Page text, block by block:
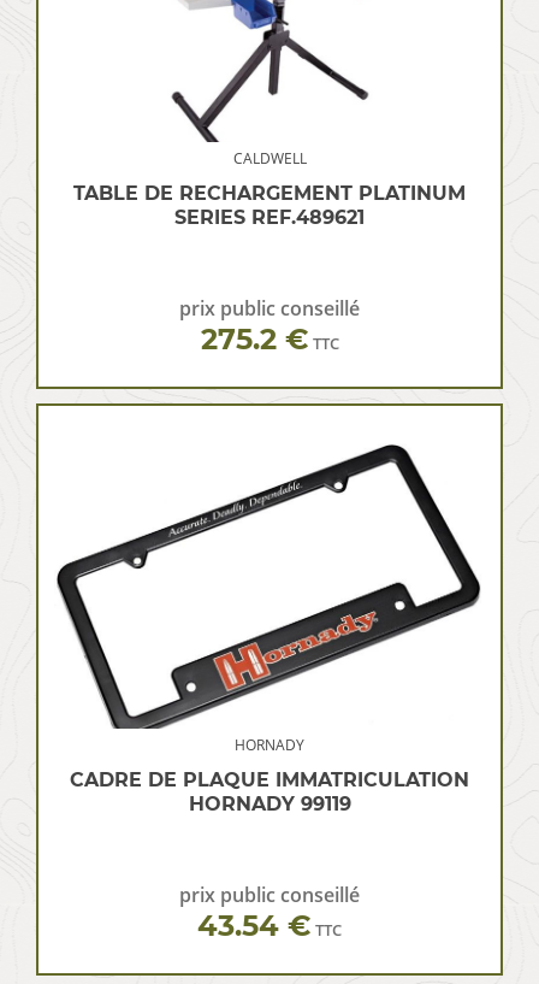
CALDWELL
TABLE DE RECHARGEMENT PLATINUM
SERIES REF.489621
prix public conseillé
275.2 € TTC
HORNADY
CADRE DE PLAQUE IMMATRICULATION
HORNADY 99119
prix public conseillé
43.54 € TTC